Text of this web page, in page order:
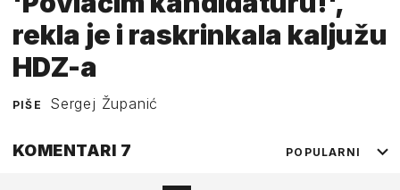
rekla je i raskrinkala kaljužu
HDZ-a
PIŠE Sergej Županić
KOMENTARI 7 POPULARNI